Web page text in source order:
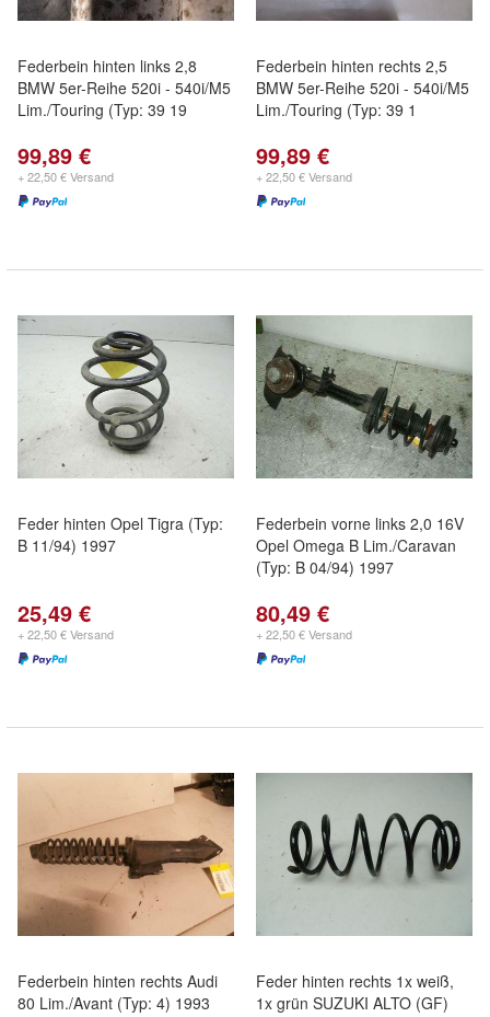
Federbein hinten links 2,8
BMW 5er-Reihe 520i - 540i/M5
Lim./Touring (Typ: 39 19
99,89 €
+ 22,50 € Versand
Federbein hinten rechts 2,5
BMW 5er-Reihe 520i - 540i/M5
Lim./Touring (Typ: 39 1
99,89 €
+ 22,50 € Versand
Feder hinten Opel Tigra (Typ:
B 11/94) 1997
25,49 €
+ 22,50 € Versand
Federbein vorne links 2,0 16V
Opel Omega B Lim./Caravan
(Typ: B 04/94) 1997
80,49 €
+ 22,50 € Versand
Federbein hinten rechts Audi
80 Lim./Avant (Typ: 4) 1993
Feder hinten rechts 1x weiß,
1x grün SUZUKI ALTO (GF)